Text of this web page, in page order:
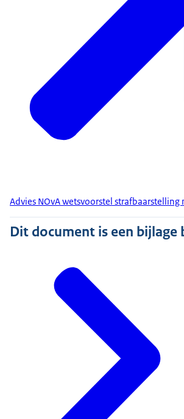
Advies NOvA wetsvoorstel strafbaarstelling
Dit document is een bijlage